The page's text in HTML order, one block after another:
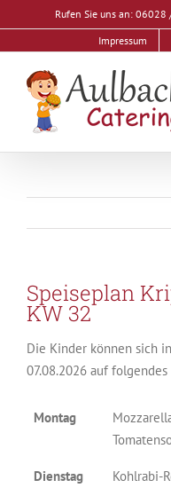
Inhalt
springen
Rufen Sie uns an:
Impressum
Speiseplan
KW 32
Die Kinder können sich
07.08.2026 auf
Montag
Dienstag
Kohlrabi-